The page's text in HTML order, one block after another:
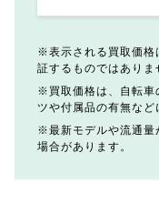
表示される買取価
証するものではありま
買取価格は、自転
ツや付属品の有無など
最新モデルや流通
場合があります。